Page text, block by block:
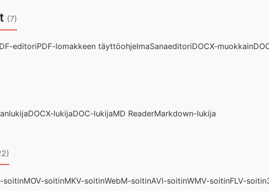
(7)
editoriPDF-lomakkeen täyttöohjelmaSanaeditoriDOCX-muokkain
DOCX-lukijaDOC-lukijaMD ReaderMarkdown-lukija
soitinMOV-soitinMKV-soitinWebM-soitinAVI-soitinWMV-soitinFLV-soitin